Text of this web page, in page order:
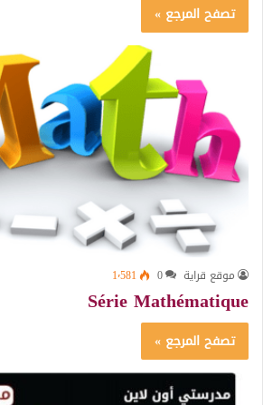
تصفح المرجع »
موقع قراية 0 1٬581
Série Mathématique
تصفح المرجع »